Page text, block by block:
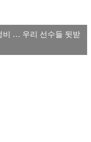
비 … 우리 선수들 뒷받